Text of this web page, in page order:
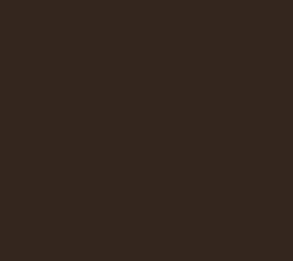
podcast:
om de tretten krystalkranier er hele
Manuelt betjent
fra 1921